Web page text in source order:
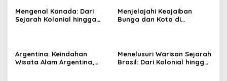
Mengenal Kanada: Dari
Sejarah Kolonial hingga
Menjelajahi Keajaiban
Bunga dan Kota di
Argentina: Keindahan
Wisata Alam Argentina,
Menelusuri Warisan Sejarah
Brasil: Dari Kolonial hingga